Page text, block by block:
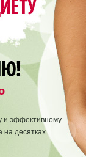
и эффективному
на десятках